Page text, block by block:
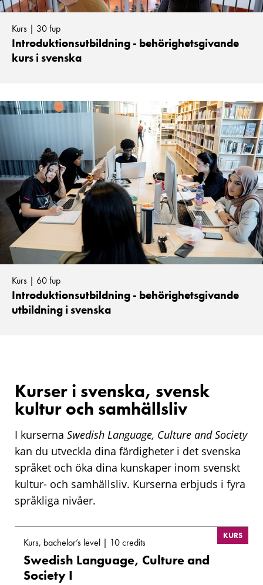
Kurs | 30 fup
Introduktionsutbildning - behörighetsgivande
kurs i svenska
Kurs | 60 fup
Introduktionsutbildning - behörighetsgivande
utbildning i svenska
Kurser i svenska, svensk
kultur och samhällsliv
I kurserna Swedish Language, Culture and Society
kan du utveckla dina färdigheter i det svenska
språket och öka dina kunskaper inom svenskt
kultur- och samhällsliv. Kurserna erbjuds i fyra
språkliga nivåer.
KURS
Kurs, bachelor’s level | 10 credits
Swedish Language, Culture and
Society I